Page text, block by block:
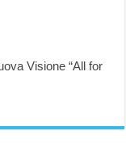
Visione “All for